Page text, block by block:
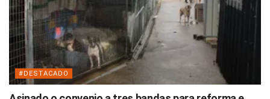
#DESTACADO